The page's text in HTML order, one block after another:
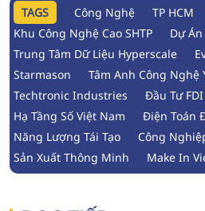
TAGS Công Nghệ
TP HCM
Khu Công Nghệ Cao SHTP
Dự
Trung Tâm Dữ Liệu Hyperscale
Starmason
Tâm Anh Công Nghệ
Techtronic Industries
Đầu Tư
Hạ Tầng Số Việt Nam
Điện Toán
Năng Lượng Tái Tạo
Công
Sản Xuất Thông Minh
Make In